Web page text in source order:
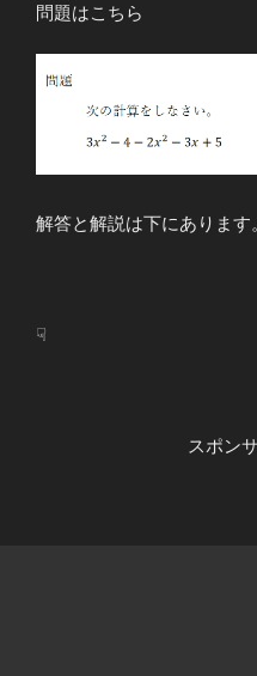
問題はこちら
解答と解説は下にあります
☟
スポン